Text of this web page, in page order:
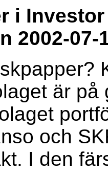
i Investor
2002-07-
är
och
I den